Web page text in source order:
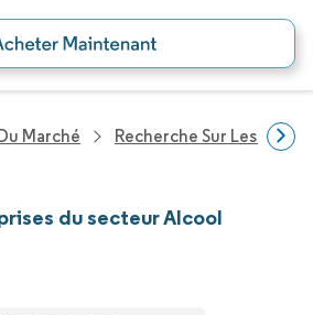
Marché Recherche Sur Les
du secteur Alcool